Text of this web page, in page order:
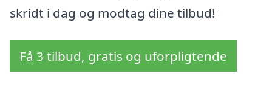
skridt i dag og modtag dine tilbud!
Få 3 tilbud, gratis og uforpligtende